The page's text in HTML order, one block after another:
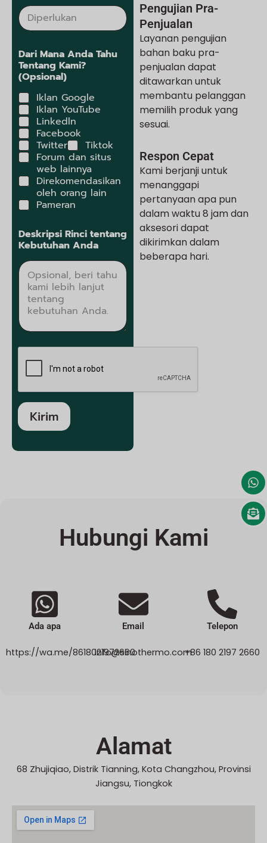
Dari Mana Anda Tahu
Tentang Kami?
(Opsional)
Iklan Google
Iklan YouTube
Linkedln
Facebook
Twitter
Tiktok
Forum dan situs
web lainnya
Direkomendasikan
oleh orang lain
Pameran
Deskripsi Rinci tentang
Kebutuhan Anda
Kirim
l
Pengujian Pra-
Penjualan
Layanan pengujian
bahan baku pra-
penjualan dapat
ditawarkan untuk
membantu pelanggan
memilih produk yang
sesuai.
Respon Cepat
Kami berjanji untuk
menanggapi
pertanyaan apa pun
dalam waktu 8 jam dan
aksesori dapat
dikirimkan dalam
beberapa hari.
Hubungi Kami
Ada apa
https://wa.me/8618021972660
Email
info@sinothermo.com
Telepon
+86 180 2197 2660
Alamat
68 Zhujiqiao, Distrik Tianning, Kota Changzhou, Provinsi
Jiangsu, Tiongkok